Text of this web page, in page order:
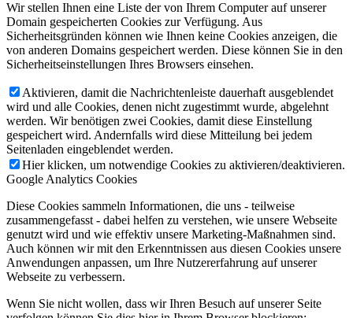
Wir stellen Ihnen eine Liste der von Ihrem Computer auf unserer
Domain gespeicherten Cookies zur Verfügung. Aus
Sicherheitsgründen können wie Ihnen keine Cookies anzeigen, die
von anderen Domains gespeichert werden. Diese können Sie in den
Sicherheitseinstellungen Ihres Browsers einsehen.
Aktivieren, damit die Nachrichtenleiste dauerhaft ausgeblendet
wird und alle Cookies, denen nicht zugestimmt wurde, abgelehnt
werden. Wir benötigen zwei Cookies, damit diese Einstellung
gespeichert wird. Andernfalls wird diese Mitteilung bei jedem
Seitenladen eingeblendet werden.
Hier klicken, um notwendige Cookies zu aktivieren/deaktivieren.
Google Analytics Cookies
Diese Cookies sammeln Informationen, die uns - teilweise
zusammengefasst - dabei helfen zu verstehen, wie unsere Webseite
genutzt wird und wie effektiv unsere Marketing-Maßnahmen sind.
Auch können wir mit den Erkenntnissen aus diesen Cookies unsere
Anwendungen anpassen, um Ihre Nutzererfahrung auf unserer
Webseite zu verbessern.
Wenn Sie nicht wollen, dass wir Ihren Besuch auf unserer Seite